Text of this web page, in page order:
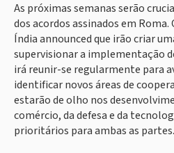
As próximas semanas serão
dos acordos assinados em
Índia announced que irão criar
supervisionar a implementação
irá reunir-se regularmente para
identificar novos áreas de
estarão de olho nos
comércio, da defesa e da
prioritários para ambas as partes.